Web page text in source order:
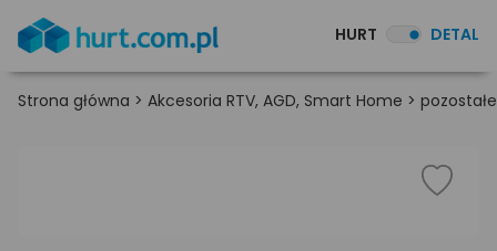
HURT DETAL
Strona główna > Akcesoria RTV, AGD, Smart Home > pozostałe